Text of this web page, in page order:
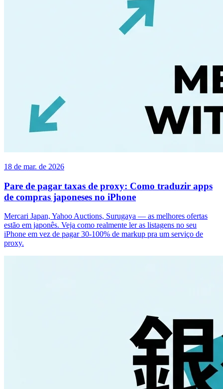
18 de mar. de 2026
Pare de pagar taxas de proxy: Como traduzir apps
de compras japoneses no iPhone
Mercari Japan, Yahoo Auctions, Surugaya — as melhores ofertas
estão em japonês. Veja como realmente ler as listagens no seu
iPhone em vez de pagar 30-100% de markup pra um serviço de
proxy.